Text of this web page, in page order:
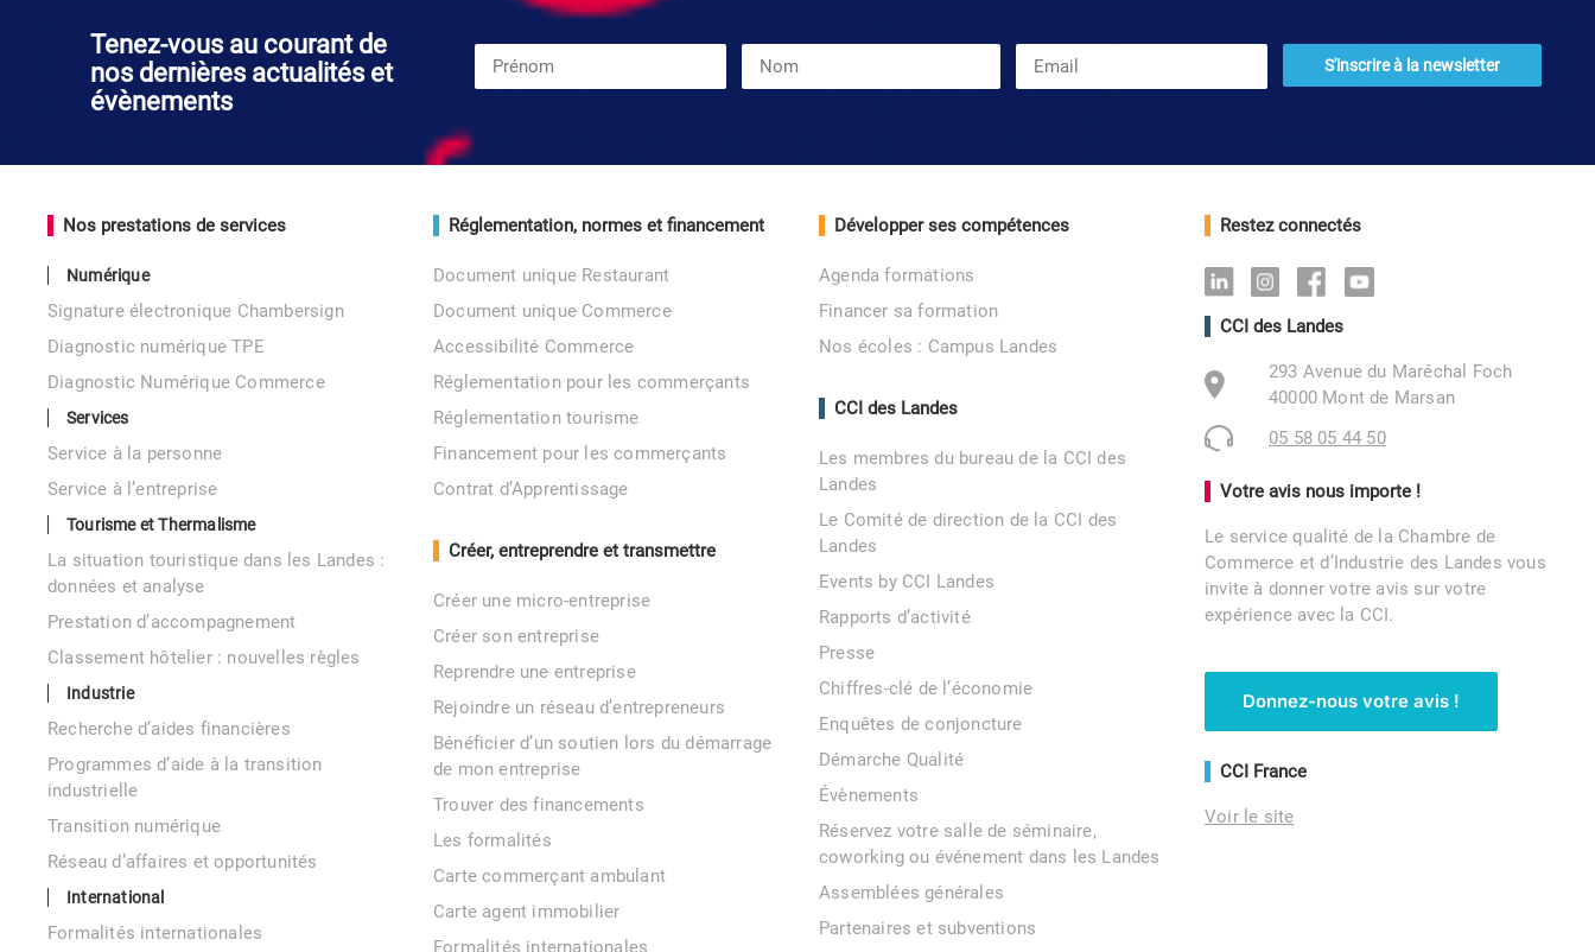
Tenez-vous au courant de
nos dernières actualités et
évènements
Nos prestations de services
Numérique
Signature électronique Chambersign
Diagnostic numérique TPE
Diagnostic Numérique Commerce
Services
Service à la personne
Service à l’entreprise
Tourisme et Thermalisme
La situation touristique dans les Landes :
données et analyse
Prestation d’accompagnement
Classement hôtelier : nouvelles règles
Industrie
Recherche d’aides financières
Programmes d’aide à la transition
industrielle
Transition numérique
Réseau d’affaires et opportunités
International
Formalités internationales
Réglementation, normes et financement
Document unique Restaurant
Document unique Commerce
Accessibilité Commerce
Réglementation pour les commerçants
Réglementation tourisme
Financement pour les commerçants
Contrat d’Apprentissage
Créer, entreprendre et transmettre
Créer une micro-entreprise
Créer son entreprise
Reprendre une entreprise
Rejoindre un réseau d’entrepreneurs
Bénéficier d’un soutien lors du démarrage
de mon entreprise
Trouver des financements
Les formalités
Carte commerçant ambulant
Carte agent immobilier
Formalités internationales
Développer ses compétences
Agenda formations
Financer sa formation
Nos écoles : Campus Landes
CCI des Landes
Les membres du bureau de la CCI des
Landes
Le Comité de direction de la CCI des
Landes
Events by CCI Landes
Rapports d’activité
Presse
Chiffres-clé de l’économie
Enquêtes de conjoncture
Démarche Qualité
Évènements
Réservez votre salle de séminaire,
coworking ou événement dans les Landes
Assemblées générales
Partenaires et subventions
Restez connectés
LinkedinInstagramFacebookYoutube
CCI des Landes
293 Avenue du Maréchal Foch
40000 Mont de Marsan
05 58 05 44 50
Votre avis nous importe !
Le service qualité de la Chambre de
Commerce et d’Industrie des Landes vous
invite à donner votre avis sur votre
expérience avec la CCI.
Donnez-nous votre avis !
CCI France
Voir le site